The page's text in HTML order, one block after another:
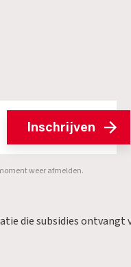
Inschrijven
weer afmelden.
die subsidies ontvangt